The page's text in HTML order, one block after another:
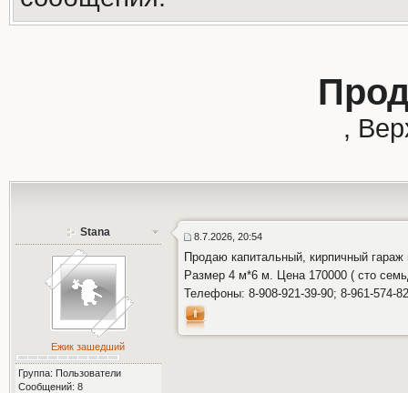
,
Stana
Ежик зашедший
Группа: Пользователи
Сообщений: 8
8.7.2026, 20:54
Продаю капитальный, кирпичный
Размер 4 м*6 м. Цена 170000 ( сто
Телефоны: 8-908-921-39-90; 8-961-574-